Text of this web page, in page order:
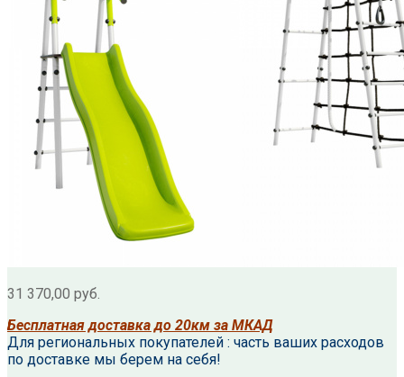
31 370,00 руб.
Бесплатная доставка до 20км за МКАД
Для региональных покупателей : часть ваших расходов
по доставке мы берем на себя!